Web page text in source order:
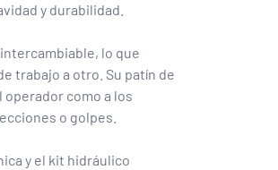
y durabilidad.
lo que
trabajo a otro. Su patín de
como a los
o golpes.
y el kit hidráulico